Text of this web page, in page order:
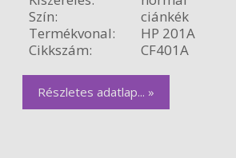
Szín:
ciánkék
Termékvonal:
HP 201A
Cikkszám:
CF401A
Részletes adatlap... »